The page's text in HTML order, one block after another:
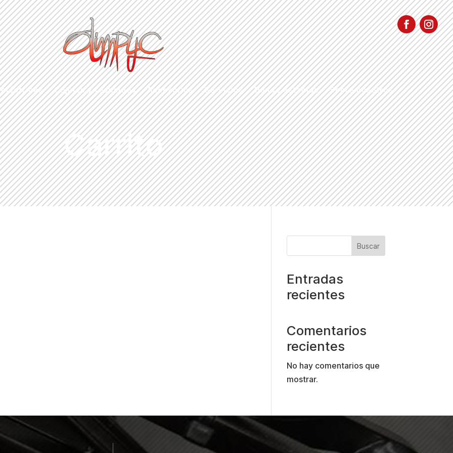
eléctricas Cojines y respaldos Accesorios Servicios Dónde estamos Sobre nosotros
Carrito
Buscar
Entradas
recientes
Comentarios
recientes
No hay comentarios que
mostrar.